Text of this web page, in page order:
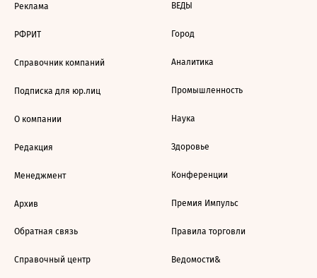
Реклама
РФРИТ
Справочник компаний
Подписка для юр.лиц
О компании
Редакция
Менеджмент
Архив
Обратная связь
Справочный центр
ВЕДЫ
Город
Аналитика
Промышленность
Наука
Здоровье
Конференции
Премия Импульс
Правила торговли
Ведомости&